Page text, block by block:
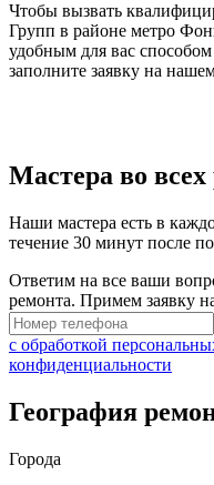
Чтобы вызвать
Групп в районе метро
удобным для вас
заполните заявку на
Мастера во
Наши мастера есть в
течение 30 минут после
Ответим на все ваши
ремонта. Примем заявку
с обработкой
конфиденциальности
География
Города